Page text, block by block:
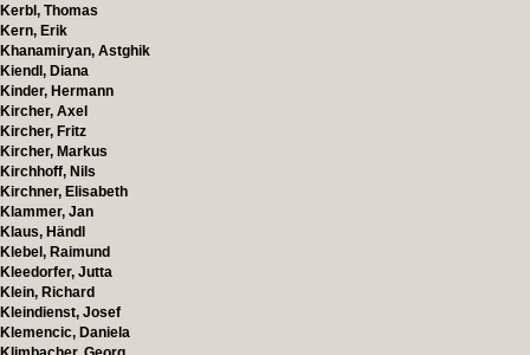
Kerbl, Thomas
Kern, Erik
Khanamiryan, Astghik
Kiendl, Diana
Kinder, Hermann
Kircher, Axel
Kircher, Fritz
Kircher, Markus
Kirchhoff, Nils
Kirchner, Elisabeth
Klammer, Jan
Klaus, Händl
Klebel, Raimund
Kleedorfer, Jutta
Klein, Richard
Kleindienst, Josef
Klemencic, Daniela